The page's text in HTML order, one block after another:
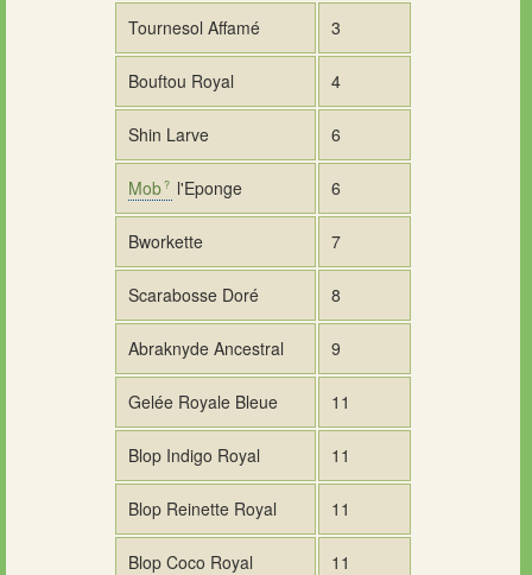
Tournesol Affamé 3
Bouftou Royal 4
Shin Larve 6
Mob l'Eponge 6
Bworkette 7
Scarabosse Doré 8
Abraknyde Ancestral 9
Gelée Royale Bleue 11
Blop Indigo Royal 11
Blop Reinette Royal 11
Blop Coco Royal 11